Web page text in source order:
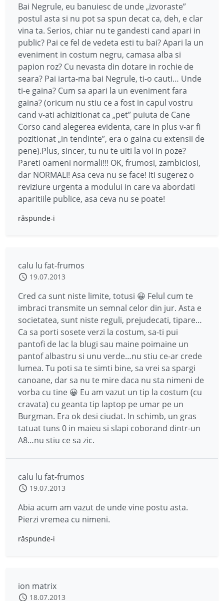
Bai Negrule, eu banuiesc de unde „izvoraste”
postul asta si nu pot sa spun decat ca, deh, e clar
vina ta. Serios, chiar nu te gandesti cand apari in
public? Pai ce fel de vedeta esti tu bai? Apari la un
eveniment in costum negru, camasa alba si
papion roz? Cu nevasta din dotare in rochie de
seara? Pai iarta-ma bai Negrule, ti-o cauti… Unde
ti-e gaina? Cum sa apari la un eveniment fara
gaina? (oricum nu stiu ce a fost in capul vostru
cand v-ati achizitionat ca „pet” puiuta de Cane
Corso cand alegerea evidenta, care in plus v-ar fi
pozitionat „in tendinte”, era o gaina cu extensii de
pene).Plus, sincer, tu nu te uiti la voi in poze?
Pareti oameni normali!!! OK, frumosi, zambiciosi,
dar NORMALI! Asa ceva nu se face! Iti sugerez o
reviziure urgenta a modului in care va abordati
aparitiile publice, asa ceva nu se poate!
răspunde-i
calu lu fat-frumos
19.07.2013
Cred ca sunt niste limite, totusi 😀 Felul cum te
imbraci transmite un semnal celor din jur. Asta e
societatea, sunt niste reguli, prejudecati, tipare…
Ca sa porti sosete verzi la costum, sa-ti pui
pantofi de lac la blugi sau maine poimaine un
pantof albastru si unu verde…nu stiu ce-ar crede
lumea. Tu poti sa te simti bine, sa vrei sa spargi
canoane, dar sa nu te mire daca nu sta nimeni de
vorba cu tine 😀 Eu am vazut un tip la costum (cu
cravata) cu geanta tip laptop pe umar pe un
Burgman. Era ok desi ciudat. In schimb, un gras
tatuat tuns 0 in maieu si slapi coborand dintr-un
A8…nu stiu ce sa zic.
calu lu fat-frumos
19.07.2013
Abia acum am vazut de unde vine postu asta.
Pierzi vremea cu nimeni.
răspunde-i
ion matrix
18.07.2013